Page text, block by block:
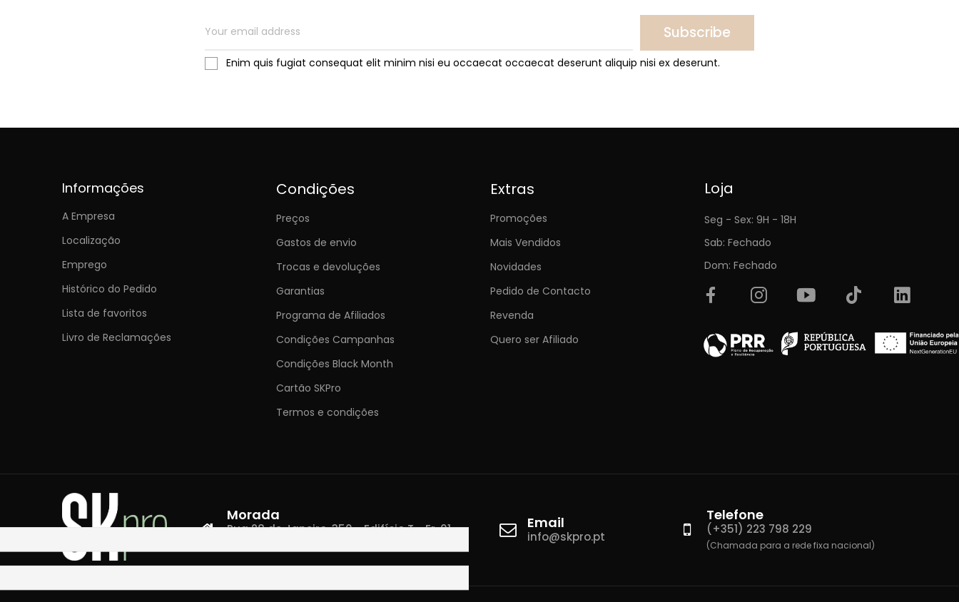
Subscribe
Enim quis fugiat consequat elit minim nisi eu occaecat occaecat deserunt aliquip nisi ex deserunt.
Informações
A Empresa
Localização
Emprego
Histórico do Pedido
Lista de favoritos
Livro de Reclamações
Condições
Preços
Gastos de envio
Trocas e devoluções
Garantias
Programa de Afiliados
Condições Campanhas
Condições Black Month
Cartão SKPro
Termos e condições
Extras
Promoções
Mais Vendidos
Novidades
Pedido de Contacto
Revenda
Quero ser Afiliado
Loja
Seg - Sex: 9H - 18H
Sab: Fechado
Dom: Fechado
Morada
Rua 28 de Janeiro, 350 - Edifício T - Fr. 01
Email
info@skpro.pt
Telefone
(+351) 223 798 229
(Chamada para a rede fixa nacional)